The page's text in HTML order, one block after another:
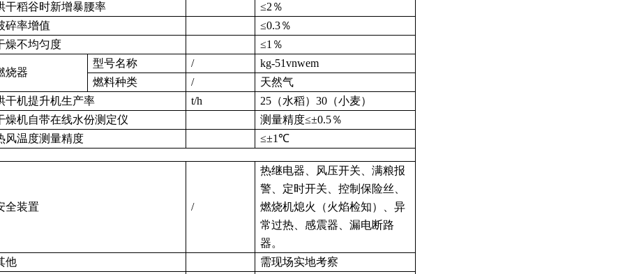
干稻谷时新增暴腰率
≤2％
碎率增值
≤0.3％
燥不均匀度
≤1％
烧器
型号名称 /
kg-51vnwem
燃料种类
/
天然气
干机提升机生产率
t/h 25（水稻） 30（小麦）
燥机自带在线水份测定仪
测量精度≤±0.5％
风温度测量精度
≤±1℃
全装置 /
热继电器、风压开关、满粮报
警、定时开关、控制保险丝、
燃烧机熄火（火焰检知）、异
常过热、感震器、漏电断路
器。
他
需现场实地考察